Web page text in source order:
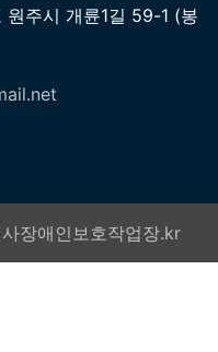
주시 개륜1길 59-1 (봉
장애인보호작업장.kr